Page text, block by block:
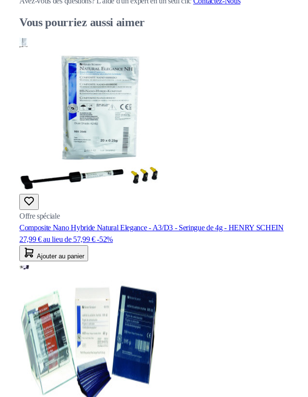
Vous pourriez aussi aimer
Offre spéciale
Composite Nano Hybride Natural Elegance - A3/D3 - Seringue de 4g - HENRY SCHEIN
27,99 € au lieu de 57,99 € -52%
Ajouter au panier